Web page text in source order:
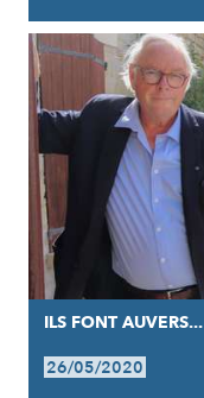
ILS FONT AUVERS...
26/05/2020